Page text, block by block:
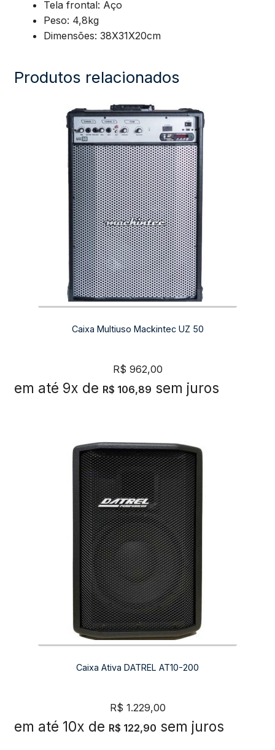
Tela frontal: Aço
Peso: 4,8kg
Dimensões: 38X31X20cm
Produtos relacionados
Caixa Multiuso Mackintec UZ 50
R$ 962,00
em até 9x de R$ 106,89 sem juros
Caixa Ativa DATREL AT10-200
R$ 1.229,00
em até 10x de R$ 122,90 sem juros